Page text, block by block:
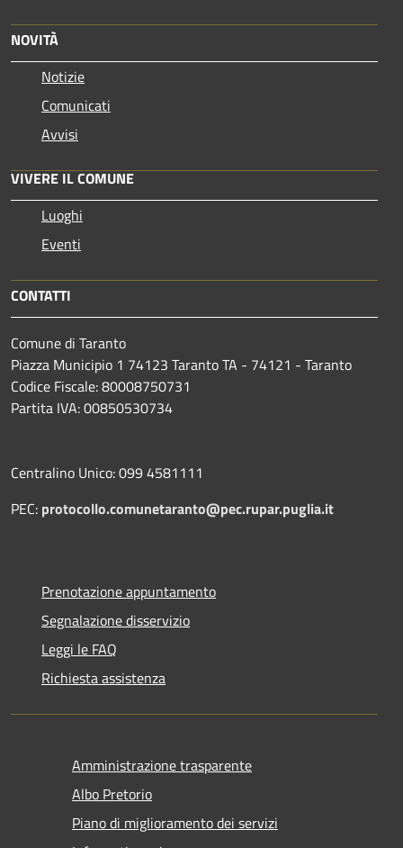
NOVITÀ
Notizie
Comunicati
Avvisi
VIVERE IL COMUNE
Luoghi
Eventi
CONTATTI
Comune di Taranto
Piazza Municipio 1 74123 Taranto TA - 74121 - Taranto
Codice Fiscale: 80008750731
Partita IVA: 00850530734
Centralino Unico: 099 4581111
PEC: protocollo.comunetaranto@pec.rupar.puglia.it
Prenotazione appuntamento
Segnalazione disservizio
Leggi le FAQ
Richiesta assistenza
Amministrazione trasparente
Albo Pretorio
Piano di miglioramento dei servizi